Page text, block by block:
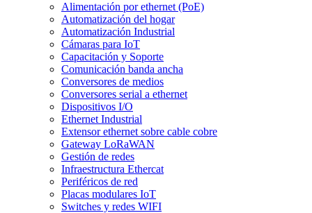
Alimentación por ethernet (PoE)
Automatización del hogar
Automatización Industrial
Cámaras para IoT
Capacitación y Soporte
Comunicación banda ancha
Conversores de medios
Conversores serial a ethernet
Dispositivos I/O
Ethernet Industrial
Extensor ethernet sobre cable cobre
Gateway LoRaWAN
Gestión de redes
Infraestructura Ethercat
Periféricos de red
Placas modulares IoT
Switches y redes WIFI